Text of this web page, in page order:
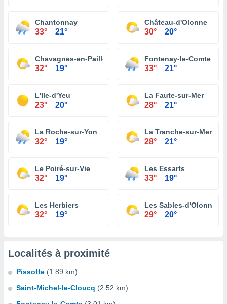
Chantonnay
33° 21°
Château-d'Olonne
30° 20°
Chavagnes-en-Paillers
32° 19°
Fontenay-le-Comte
33° 21°
L'Ile-d'Yeu
23° 20°
La Faute-sur-Mer
28° 21°
La Roche-sur-Yon
32° 19°
La Tranche-sur-Mer
28° 21°
Le Poiré-sur-Vie
32° 19°
Les Essarts
33° 19°
Les Herbiers
32° 19°
Les Sables-d'Olonne
29° 20°
Localités à proximité
Pissotte (1.89 km)
Saint-Michel-le-Cloucq (2.52 km)